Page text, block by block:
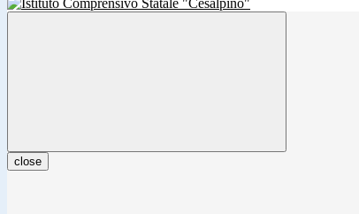
close